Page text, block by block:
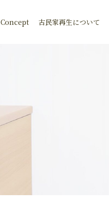
Concept 古民家再生について